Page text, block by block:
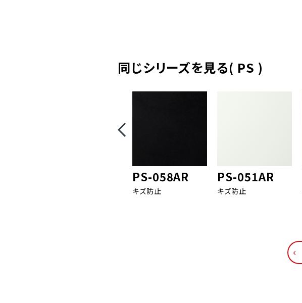
同じシリーズを見る( PS )
PS-058AR
キズ防止
PS-051AR
キズ防止